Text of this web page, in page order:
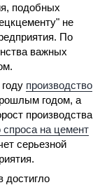
подобных
не
По
важных
производство
годом, а
производства
на цемент
серьезной
достигло